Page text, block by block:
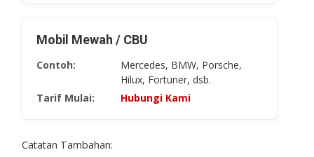
Mobil Mewah / CBU
Contoh:
Mercedes, BMW, Porsche,
Hilux, Fortuner, dsb.
Tarif Mulai:
Hubungi Kami
Catatan Tambahan: